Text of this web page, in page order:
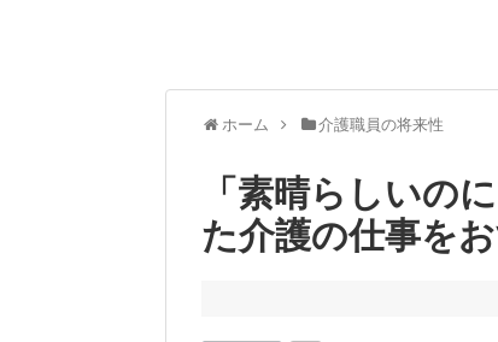
ホーム 介護職員の将来性
「素晴らしいの
た介護の仕事を